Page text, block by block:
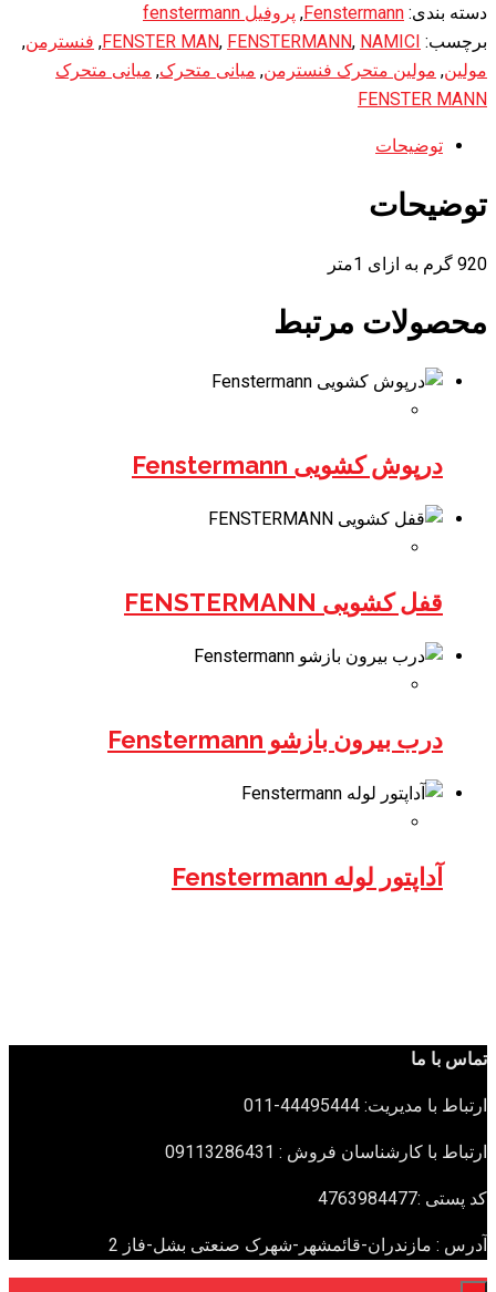
متحرک
Fenstermann
عدد
دسته بندی: Fenstermann
, پروفیل fenstermann
برچسب:
FENSTER MAN, FENSTERMANN, NAMICI
, فنسترمن,
مولین, مولین متحرک فنسترمن, میانی متحرک, میانی متحرک
FENSTER MANN
توضیحات
توضیحات
920 گرم به ازای 1متر
محصولات مرتبط
درپوش کشویی Fenstermann
قفل کشویی FENSTERMANN
درب بیرون بازشو Fenstermann
آداپتور لوله Fenstermann
تماس با ما
ارتباط با مدیریت: 44495444-011
ارتباط با کارشناسان فروش : 09113286431
کد پستی :4763984477
آدرس : مازندران-قائمشهر-شهرک صنعتی بشل-فاز 2